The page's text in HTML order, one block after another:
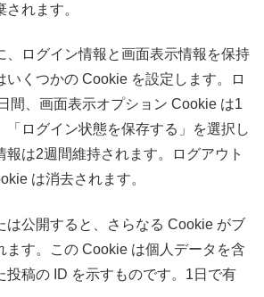
れます。
、ログイン情報と画面表示情報を保持
いくつかの Cookie を設定します。ロ
間、画面表示オプション Cookie は1
「ログイン状態を保存する」を選択し
報は2週間維持されます。ログアウト
は消去されます。
は公開すると、さらなる Cookie がブ
ます。この Cookie は個人データを含
投稿の ID を示すものです。1日で有